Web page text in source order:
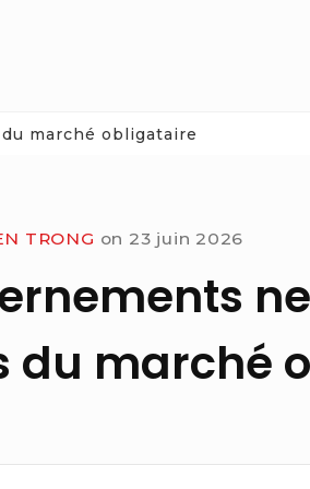
marché obligataire
TRONG on 23 juin 2026
du marché